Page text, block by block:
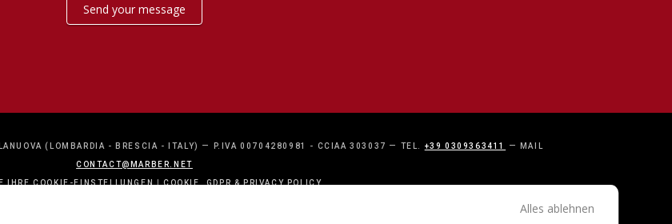
Send your message
(LOMBARDIA - BRESCIA - ITALY) — P.IVA 00704280981 - CCIAA 303037 — TEL. +39 0309363411 — MAIL
CONTACT@MARBER.NET
IHRE COOKIE-EINSTELLUNGEN COOKIE, GDPR & PRIVACY POLICY
Alles ablehnen